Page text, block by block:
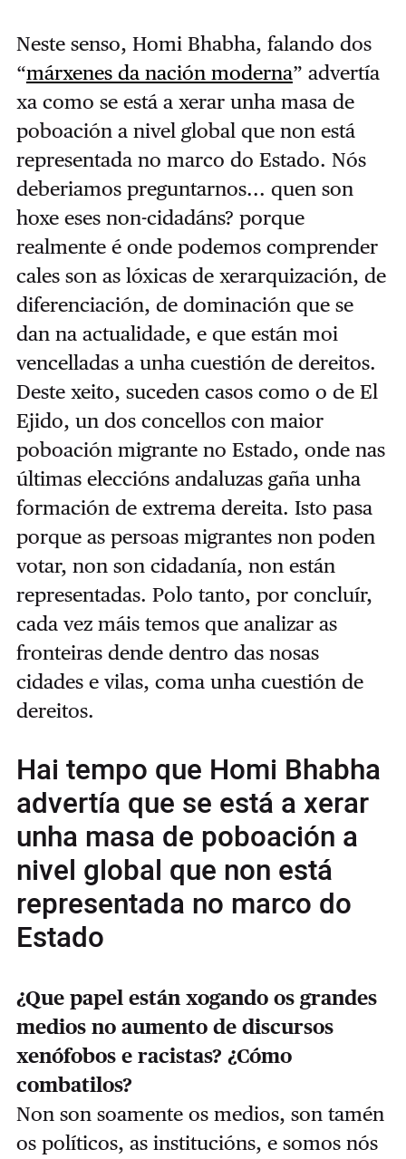
Neste senso, Homi Bhabha, falando dos
“márxenes da nación moderna” advertía
xa como se está a xerar unha masa de
poboación a nivel global que non está
representada no marco do Estado. Nós
deberiamos preguntarnos... quen son
hoxe eses non-cidadáns? porque
realmente é onde podemos comprender
cales son as lóxicas de xerarquización, de
diferenciación, de dominación que se
dan na actualidade, e que están moi
vencelladas a unha cuestión de dereitos.
Deste xeito, suceden casos como o de El
Ejido, un dos concellos con maior
poboación migrante no Estado, onde nas
últimas eleccións andaluzas gaña unha
formación de extrema dereita. Isto pasa
porque as persoas migrantes non poden
votar, non son cidadanía, non están
representadas. Polo tanto, por concluír,
cada vez máis temos que analizar as
fronteiras dende dentro das nosas
cidades e vilas, coma unha cuestión de
dereitos.
Hai tempo que Homi Bhabha
advertía que se está a xerar
unha masa de poboación a
nivel global que non está
representada no marco do
Estado
¿Que papel están xogando os grandes
medios no aumento de discursos
xenófobos e racistas? ¿Cómo
combatilos?
Non son soamente os medios, son tamén
os políticos, as institucións, e somos nós